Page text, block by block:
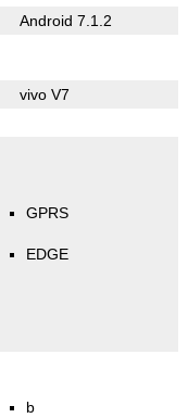
Android 7.1.2
vivo V7
GPRS
EDGE
b